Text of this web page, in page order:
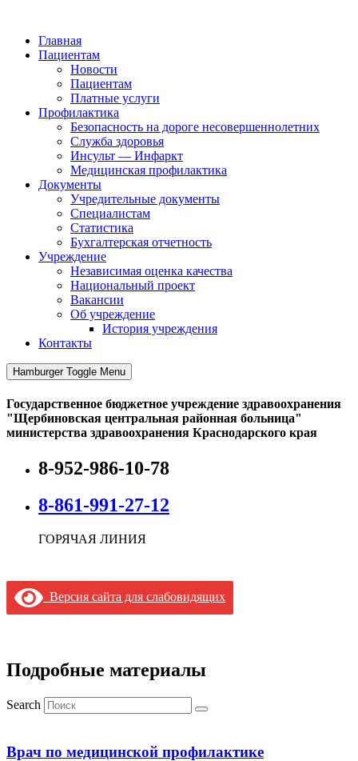
Главная
Пациентам
Новости
Пациентам
Платные услуги
Профилактика
Безопасность на дороге несовершеннолетних
Служба здоровья
Инсульт — Инфаркт
Медицинская профилактика
Документы
Учредительные документы
Специалистам
Статистика
Бухгалтерская отчетность
Учреждение
Независимая оценка качества
Национальный проект
Вакансии
Об учреждение
История учреждения
Контакты
Hamburger Toggle Menu
Государственное бюджетное учреждение здравоохранения
"Щербиновская центральная районная больница"
министерства здравоохранения Краснодарского края
8-952-986-10-78
8-861-991-27-12
ГОРЯЧАЯ ЛИНИЯ
Версия сайта для слабовидящих
Подробные материалы
Search
Врач по медицинской профилактике